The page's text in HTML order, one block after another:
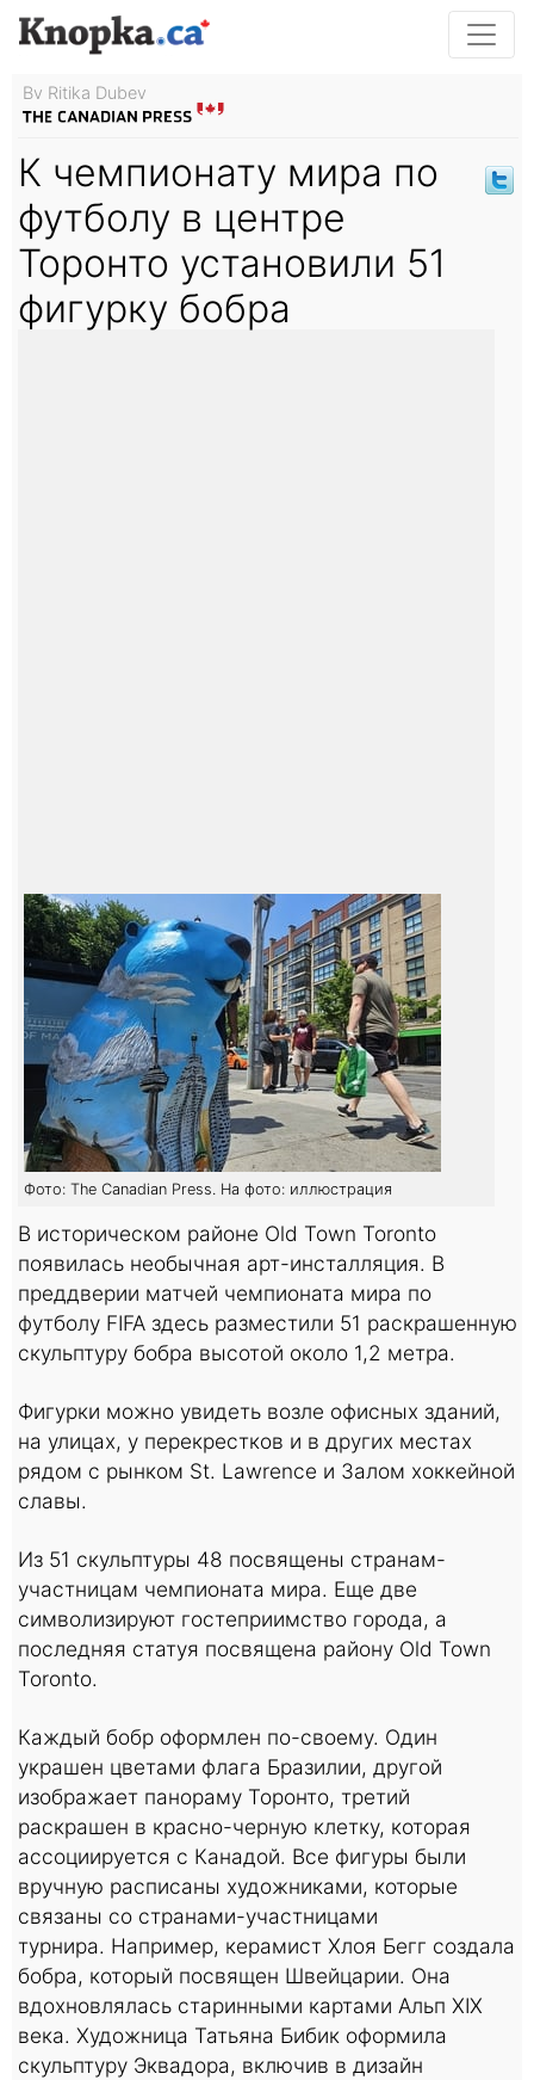
By Ritika Dubey
К чемпионату мира по
футболу в центре
Торонто установили 51
фигурку бобра
Фото: The Canadian Press. На фото: иллюстрация
В историческом районе Old Town Toronto
появилась необычная арт-инсталляция. В
преддверии матчей чемпионата мира по
футболу FIFA здесь разместили 51 раскрашенную
скульптуру бобра высотой около 1,2 метра.
Фигурки можно увидеть возле офисных зданий,
на улицах, у перекрестков и в других местах
рядом с рынком St. Lawrence и Залом хоккейной
славы.
Из 51 скульптуры 48 посвящены странам-
участницам чемпионата мира. Еще две
символизируют гостеприимство города, а
последняя статуя посвящена району Old Town
Toronto.
Каждый бобр оформлен по-своему. Один
украшен цветами флага Бразилии, другой
изображает панораму Торонто, третий
раскрашен в красно-черную клетку, которая
ассоциируется с Канадой. Все фигуры были
вручную расписаны художниками, которые
связаны со странами-участницами
турнира. Например, керамист Хлоя Бегг создала
бобра, который посвящен Швейцарии. Она
вдохновлялась старинными картами Альп XIX
века. Художница Татьяна Бибик оформила
скульптуру Эквадора, включив в дизайн